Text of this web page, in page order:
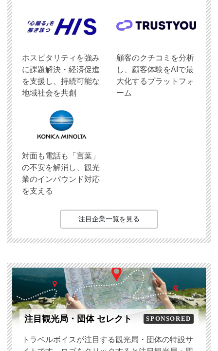
ホスピタリティを強み
に課題解決・経済促進
を支援し、持続可能な
地域社会を共創
顧客のクチコミを分析
し、顧客体験をAIで最
大化するプラットフォ
ーム
対面も電話も「言葉」
の不安を解消し、観光
業のインバウンド対応
を支える
注目企業一覧を見る
注目観光局・団体 セレクト SPONSORED
トラベルボイスが注目する観光局・団体の特設サ